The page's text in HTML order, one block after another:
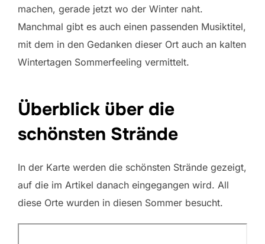
machen, gerade jetzt wo der Winter naht.
Manchmal gibt es auch einen passenden Musiktitel,
mit dem in den Gedanken dieser Ort auch an kalten
Wintertagen Sommerfeeling vermittelt.
Überblick über die
schönsten Strände
In der Karte werden die schönsten Strände gezeigt,
auf die im Artikel danach eingegangen wird. All
diese Orte wurden in diesen Sommer besucht.